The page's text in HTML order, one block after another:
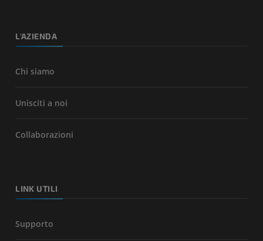
L'AZIENDA
Chi siamo
Unisciti a noi
Collaborazioni
LINK UTILI
Supporto